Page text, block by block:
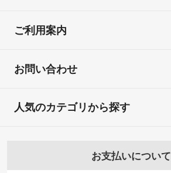
ご利用案内
お問い合わせ
お支払いについて
人気のカテゴリから探す